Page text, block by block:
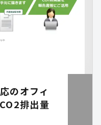
のオフィ
排出量